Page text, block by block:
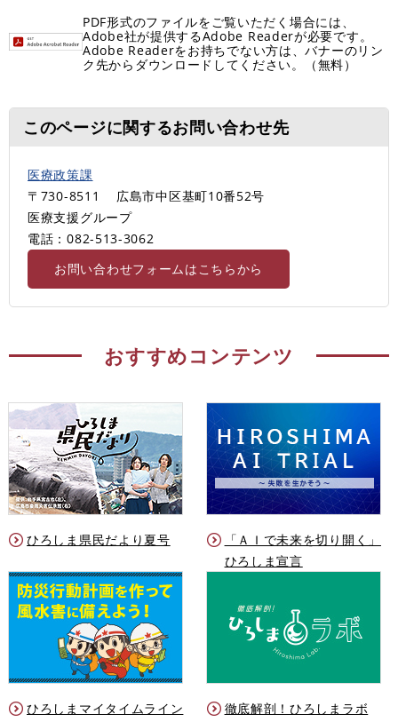
PDF形式のファイルをご覧いただく場合には、
Adobe社が提供するAdobe Readerが必要です。
Adobe Readerをお持ちでない方は、バナーのリン
ク先からダウンロードしてください。（無料）
このページに関するお問い合わせ先
医療政策課
〒730-8511
広島市中区基町10番52号
医療支援グループ
電話：082-513-3062
お問い合わせフォームはこちらから
おすすめコンテンツ
ひろしま県民だより夏号
「ＡＩで未来を切り開く」
ひろしま宣言
ひろしまマイタイムライン 徹底解剖！ひろしまラボ